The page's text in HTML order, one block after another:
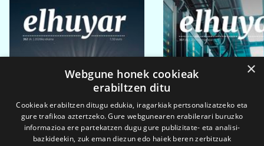
×
Webgune honek cookieak
erabiltzen ditu
Cookieak erabiltzen ditugu edukia, iragarkiak pertsonalizatzeko eta
gure trafikoa aztertzeko. Gure webgunearen erabilerari buruzko
informazioa ere partekatzen dugu gure publizitate- eta analisi-
bazkideekin, zuk eman diezun edo haiek beren zerbitzuak